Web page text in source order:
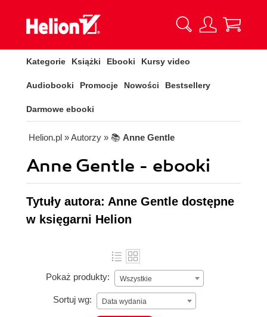
Kategorie Książki Ebooki Kursy video
Audiobooki Promocje Nowości Bestsellery
Darmowe ebooki
Helion.pl » Autorzy » 📚 Anne Gentle
Anne Gentle - ebooki
Tytuły autora: Anne Gentle dostępne
w księgarni Helion
Pokaż produkty: Wszystkie
Sortuj wg: Data wydania